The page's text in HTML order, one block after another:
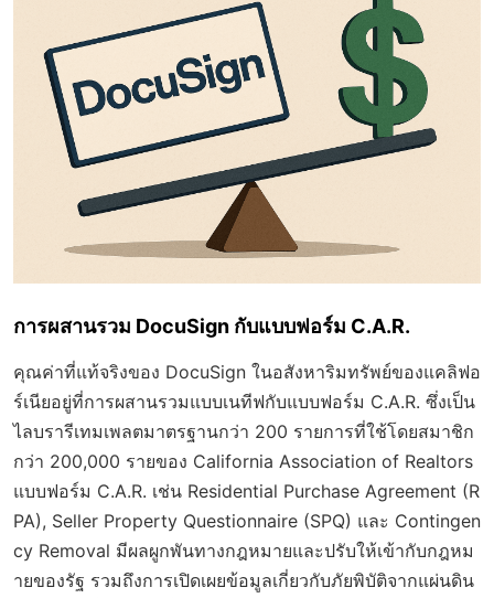
การผสานรวม DocuSign กับแบบฟอร์ม C.A.R.
คุณค่าที่แท้จริงของ DocuSign ในอสังหาริมทรัพย์ของแคลิฟอ
ร์เนียอยู่ที่การผสานรวมแบบเนทีฟกับแบบฟอร์ม C.A.R. ซึ่งเป็น
ไลบรารีเทมเพลตมาตรฐานกว่า 200 รายการที่ใช้โดยสมาชิก
กว่า 200,000 รายของ California Association of Realtors
แบบฟอร์ม C.A.R. เช่น Residential Purchase Agreement (R
PA), Seller Property Questionnaire (SPQ) และ Contingen
cy Removal มีผลผูกพันทางกฎหมายและปรับให้เข้ากับกฎหม
ายของรัฐ รวมถึงการเปิดเผยข้อมูลเกี่ยวกับภัยพิบัติจากแผ่นดิน